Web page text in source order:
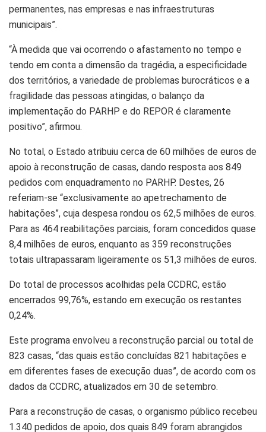
permanentes, nas empresas e nas infraestruturas
municipais”.
“À medida que vai ocorrendo o afastamento no tempo e
tendo em conta a dimensão da tragédia, a especificidade
dos territórios, a variedade de problemas burocráticos e a
fragilidade das pessoas atingidas, o balanço da
implementação do PARHP e do REPOR é claramente
positivo”, afirmou.
No total, o Estado atribuiu cerca de 60 milhões de euros de
apoio à reconstrução de casas, dando resposta aos 849
pedidos com enquadramento no PARHP. Destes, 26
referiam-se “exclusivamente ao apetrechamento de
habitações”, cuja despesa rondou os 62,5 milhões de euros.
Para as 464 reabilitações parciais, foram concedidos quase
8,4 milhões de euros, enquanto as 359 reconstruções
totais ultrapassaram ligeiramente os 51,3 milhões de euros.
Do total de processos acolhidas pela CCDRC, estão
encerrados 99,76%, estando em execução os restantes
0,24%.
Este programa envolveu a reconstrução parcial ou total de
823 casas, “das quais estão concluídas 821 habitações e
em diferentes fases de execução duas”, de acordo com os
dados da CCDRC, atualizados em 30 de setembro.
Para a reconstrução de casas, o organismo público recebeu
1.340 pedidos de apoio, dos quais 849 foram abrangidos